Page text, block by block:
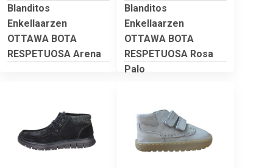
Blanditos
Enkellaarzen
OTTAWA BOTA
RESPETUOSA Arena
Blanditos
Enkellaarzen
OTTAWA BOTA
RESPETUOSA Rosa
Palo